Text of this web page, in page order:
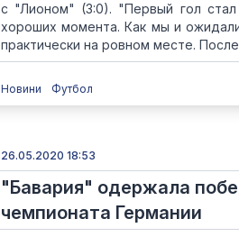
с "Лионом" (3:0). "Первый гол
хороших момента. Как мы и
практически на ровном месте. После
Новини Футбол
26.05.2020 18:53
"Бавария" одержала
чемпионата Германии